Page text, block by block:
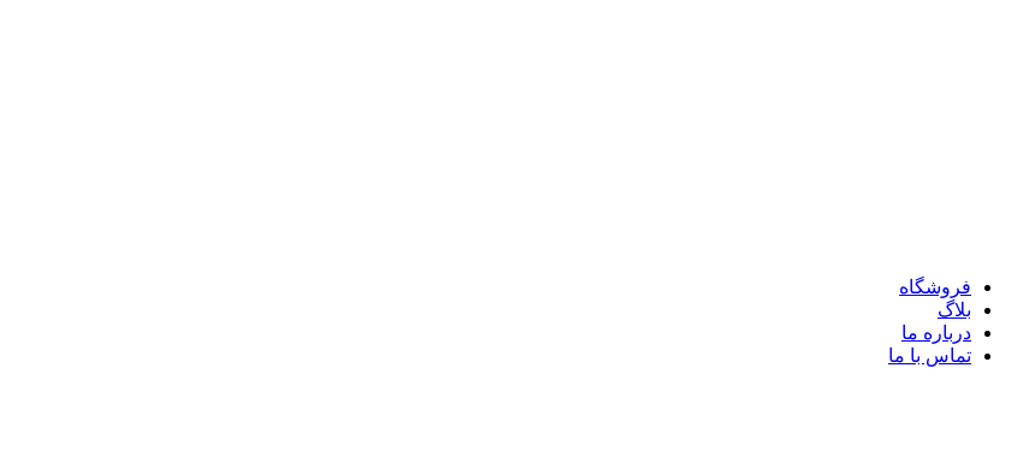
فروشگاه
بلاگ
درباره ما
تماس با ما